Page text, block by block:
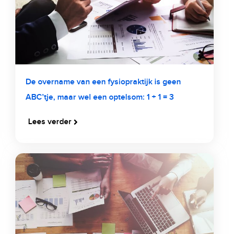
De overname van een fysiopraktijk is geen
ABC’tje, maar wel een optelsom: 1 + 1 = 3
Lees verder